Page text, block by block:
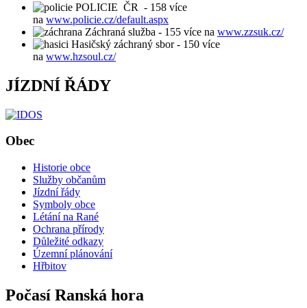
POLICIE ČR - 158 více
na www.policie.cz/default.aspx
Záchraná služba - 155 více na www.zzsuk.cz/
Hasičský záchraný sbor - 150 více
na www.hzsoul.cz/
JÍZDNÍ ŘÁDY
Obec
Historie obce
Služby občanům
Jízdní řády
Symboly obce
Létání na Rané
Ochrana přírody
Důležité odkazy
Územní plánování
Hřbitov
Počasí Ranská hora